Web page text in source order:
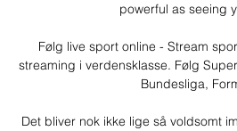
powerful as seeing
Følg live sport online - Stream
streaming i verdensklasse. Følg
Bundesliga,
Det bliver nok ikke lige så voldsomt